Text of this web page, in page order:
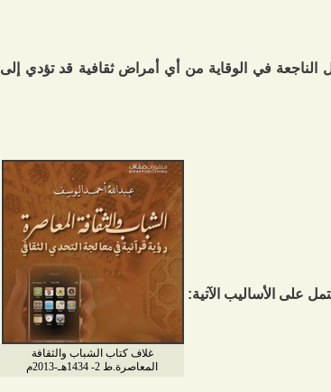
الناجعة في الوقاية من أي أمراض ثقافية قد تؤدي إلى
غلاف كتاب الشباب والثقافة
المعاصرة.ط 2- 1434هـ-2013م
على الأساليب الآتية: